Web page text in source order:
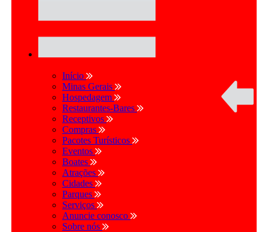
Início
Minas Gerais
Hospedagem
Restaurantes-Bares
Receptivos
Compras
Pacotes Turísticos
Eventos
Boates
Atrações
Cidades
Parques
Serviços
Anuncie conosco
Sobre nós